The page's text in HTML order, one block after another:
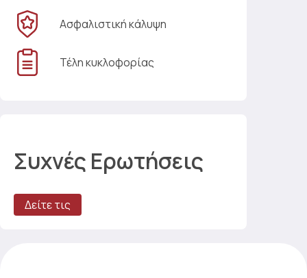
Ασφαλιστική κάλυψη
Τέλη κυκλοφορίας
Συχνές Ερωτήσεις
Δείτε τις